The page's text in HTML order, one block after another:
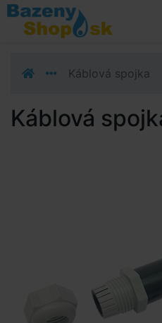
Prejsť k navigácii
Prejsť na obsah
Prejsť k bočnému stĺpci
Káblová spojka
Káblová